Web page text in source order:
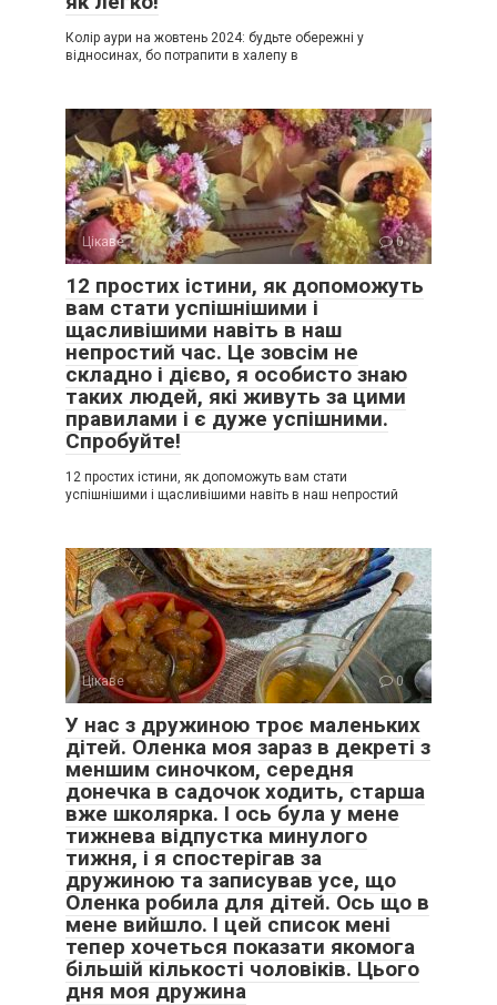
Колір аури на жовтень 2024: будьте обережні у
відносинах, бо потрапити в халепу в
Цікаве 0
12 простих істини, як допоможуть
вам стати успішнішими і
щасливішими навіть в наш
непростий час. Це зовсім не
складно і дієво, я особисто знаю
таких людей, які живуть за цими
правилами і є дуже успішними.
Спробуйте!
12 простих істини, як допоможуть вам стати
успішнішими і щасливішими навіть в наш непростий
Цікаве 0
У нас з дружиною троє маленьких
дітей. Оленка моя зараз в декреті з
меншим синочком, середня
донечка в садочок ходить, старша
вже школярка. І ось була у мене
тижнева відпустка минулого
тижня, і я спостерігав за
дружиною та записував усе, що
Оленка робила для дітей. Ось що в
мене вийшло. І цей список мені
тепер хочеться показати якомога
більшій кількості чоловіків. Цього
дня моя дружина